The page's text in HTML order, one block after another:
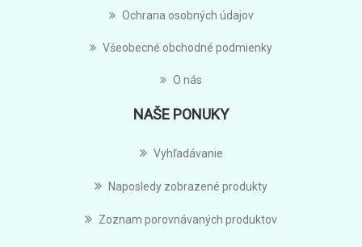
Ochrana osobných údajov
Všeobecné obchodné podmienky
O nás
NAŠE PONUKY
Vyhľadávanie
Naposledy zobrazené produkty
Zoznam porovnávaných produktov